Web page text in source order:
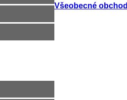
Všeobecné